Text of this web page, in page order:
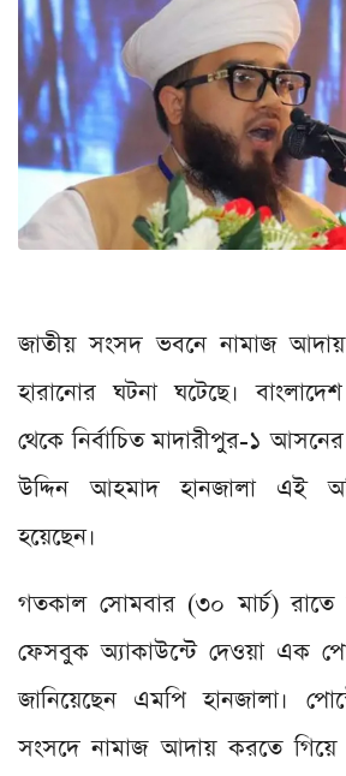
জাতীয় সংসদ ভবনে নামাজ
হারানোর ঘটনা ঘটেছে।
থেকে নির্বাচিত মাদারীপুর-১
উদ্দিন আহমাদ হানজালা এই
হয়েছেন।
গতকাল সোমবার (৩০ মার্চ) রাতে
ফেসবুক অ্যাকাউন্টে দেওয়া এক
জানিয়েছেন এমপি হানজালা।
সংসদে নামাজ আদায় করতে